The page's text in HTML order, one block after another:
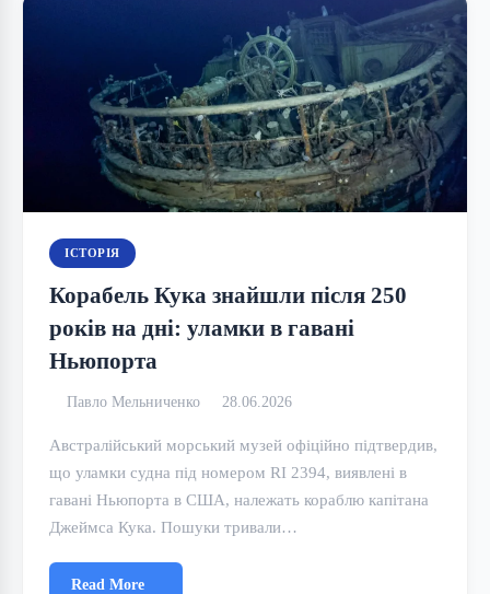
ІСТОРІЯ
Корабель Кука знайшли після 250
років на дні: уламки в гавані
Ньюпорта
Павло Мельниченко 28.06.2026
Австралійський морський музей офіційно підтвердив,
що уламки судна під номером RI 2394, виявлені в
гавані Ньюпорта в США, належать кораблю капітана
Джеймса Кука. Пошуки тривали…
Read More